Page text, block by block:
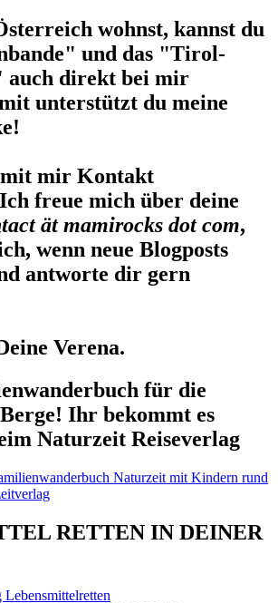
wohnst, kannst du
und das "Tirol-
direkt bei mir
unterstützt du meine
mir Kontakt
freue mich über deine
ät mamirocks dot com,
wenn neue Blogposts
antworte dir gern
Verena.
für die
Ihr bekommt es
Naturzeit Reiseverlag
RETTEN IN DEINER